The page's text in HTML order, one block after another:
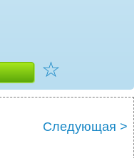
☆
Следующая >